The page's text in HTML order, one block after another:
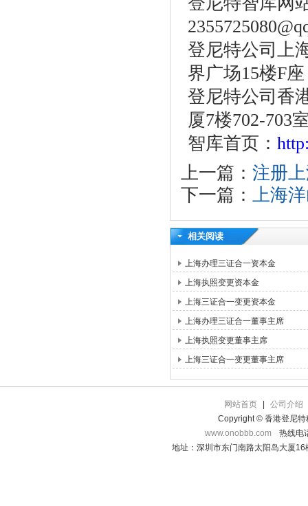
登尼特公司上
界广场15楼F座
登尼特公司香
厦7楼702-703
智库首页：
上一篇： 注册
下一篇： 上海
相关阅读
上海办理三证合一资本金
上海执照变更资本金
上海三证合一变更资本金
上海办理三证合一董事主席
上海执照变更董事主席
上海三证合一变更董事主席
网站首页
公司介绍
Copyright © 香港登尼特
www.onobbb.com
热线电
地址：深圳市东门南路太阳岛大厦